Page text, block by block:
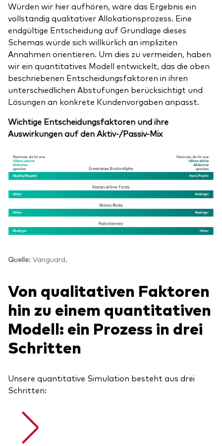
Würden wir hier aufhören, wäre das Ergebnis ein
vollständig qualitativer Allokationsprozess. Eine
endgültige Entscheidung auf Grundlage dieses
Schemas würde sich willkürlich an impliziten
Annahmen orientieren. Um dies zu vermeiden, haben
wir ein quantitatives Modell entwickelt, das die oben
beschriebenen Entscheidungsfaktoren in ihren
unterschiedlichen Abstufungen berücksichtigt und
Lösungen an konkrete Kundenvorgaben anpasst.
Wichtige Entscheidungsfaktoren und ihre
Auswirkungen auf den Aktiv-/Passiv-Mix
Quelle: Vanguard.
Von qualitativen Faktoren
hin zu einem quantitativen
Modell: ein Prozess in drei
Schritten
Unsere quantitative Simulation besteht aus drei
Schritten: